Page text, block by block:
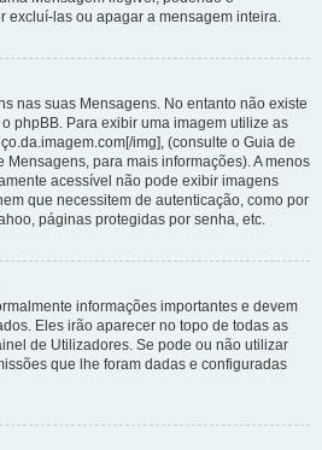
excluí-las ou apagar a mensagem inteira.
nas suas Mensagens. No entanto não existe
phpBB. Para exibir uma imagem utilize as
img], (consulte o Guia de
Mensagens, para mais informações). A menos
acessível não pode exibir imagens
que necessitem de autenticação, como por
páginas protegidas por senha, etc.
informações importantes e devem
Eles irão aparecer no topo de todas as
de Utilizadores. Se pode ou não utilizar
que lhe foram dadas e configuradas